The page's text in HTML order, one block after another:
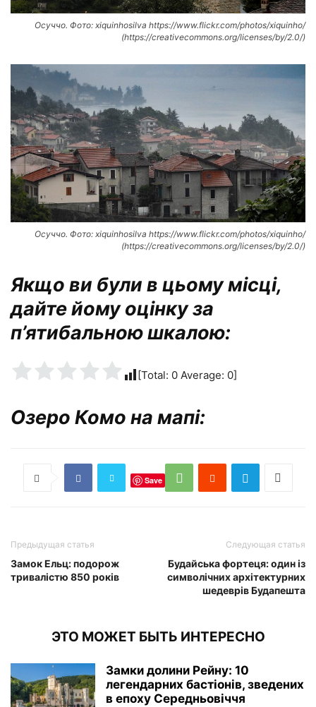
Осуччо. Фото: xiquinhosilva https://www.flickr.com/photos/xiquinho/
(https://creativecommons.org/licenses/by/2.0/)
Осуччо. Фото: xiquinhosilva https://www.flickr.com/photos/xiquinho/
(https://creativecommons.org/licenses/by/2.0/)
Якщо ви були в цьому місці,
дайте йому оцінку за
п’ятибальною шкалою:
[Total: 0 Average: 0]
Озеро Комо на мапі:
Save
Предыдущая статья
Замок Ельц: подорож
тривалістю 850 років
Следующая статья
Будайська фортеця: один із
символічних архітектурних
шедеврів Будапешта
ЭТО МОЖЕТ БЫТЬ ИНТЕРЕСНО
Замки долини Рейну: 10
легендарних бастіонів, зведених
в епоху Середньовіччя